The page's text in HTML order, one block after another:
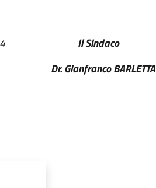
Aprile 2024 Il Sindaco
BARLETTA